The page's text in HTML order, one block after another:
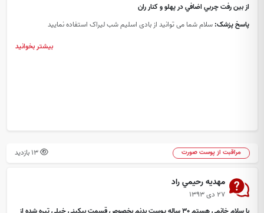
از بين رفت چربي اضافي در پهلو و كنار ران
پاسخ پزشک: سلام شما می توانید از بادی اسلیم شب لیراک استفاده نمایید
بیشتر بخوانید
مراقبت از پوست صورت 13 بازدید
مهديه رحيمي راد
۲۷ دی ۱۳۹۳